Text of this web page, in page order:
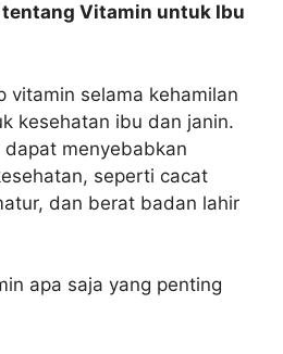
tentang Vitamin untuk Ibu
vitamin selama kehamilan
kesehatan ibu dan janin.
dapat menyebabkan
seperti cacat
dan berat badan lahir
apa saja yang penting